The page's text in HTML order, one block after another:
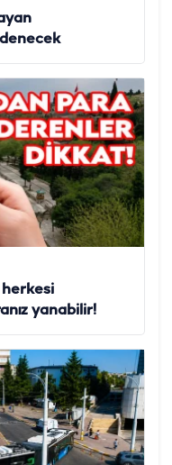
herkesi
yanabilir!